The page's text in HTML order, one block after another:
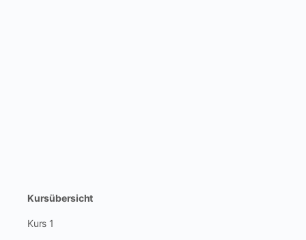
Kursübersicht
Kurs 1